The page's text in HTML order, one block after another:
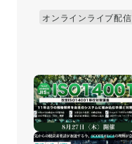
オンラインライブ配信